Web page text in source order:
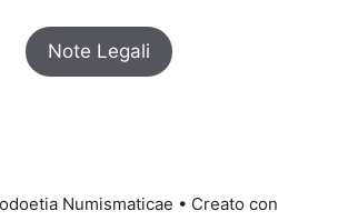
Note Legali
Numismaticae • Creato con